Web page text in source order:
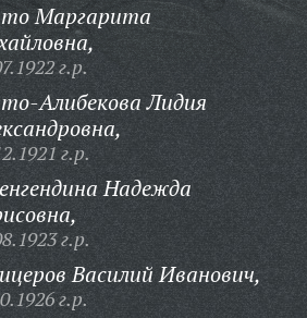
Маргарита
г.р.
Алибекова Лидия
г.р.
Надежда
г.р.
Василий Иванович,
г.р.